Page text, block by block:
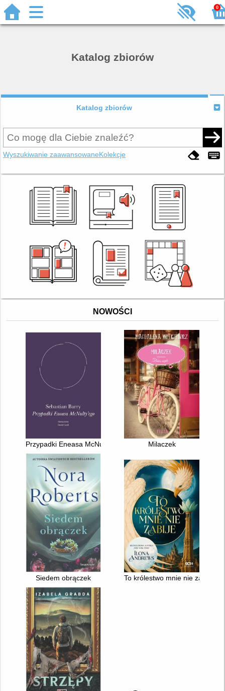
0
Katalog zbiorów
Katalog zbiorów
Wyszukiwanie zaawansowaneKolekcje
NOWOŚCI
Przypadki Eneasa McNulty'ego Milaczek
Siedem obrączek To królestwo mnie nie zabije